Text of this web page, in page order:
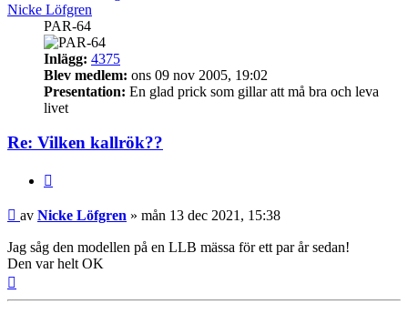
Nicke Löfgren
PAR-64
Inlägg: 4375
Blev medlem: ons 09 nov 2005, 19:02
Presentation: En glad prick som gillar att må bra och leva
livet
Re: Vilken kallrök??
Inlägg
av Nicke Löfgren » mån 13 dec 2021, 15:38
Jag såg den modellen på en LLB mässa för ett par år sedan!
Den var helt OK